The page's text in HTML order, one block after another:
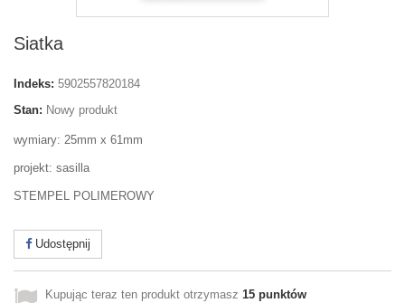
Siatka
Indeks: 5902557820184
Stan: Nowy produkt
wymiary: 25mm x 61mm
projekt: sasilla
STEMPEL POLIMEROWY
Udostępnij
Kupując teraz ten produkt otrzymasz 15 punktów